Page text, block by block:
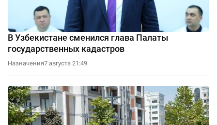
В Узбекистане сменился глава Палаты
государственных кадастров
Назначения7 августа 21:49